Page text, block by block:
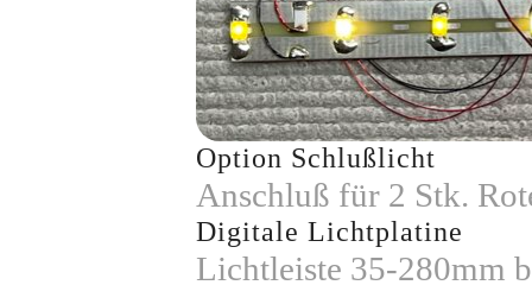
Option Schlußlicht
Anschluß für 2 Stk.
Digitale Lichtplatine
Lichtleiste 35-280mm